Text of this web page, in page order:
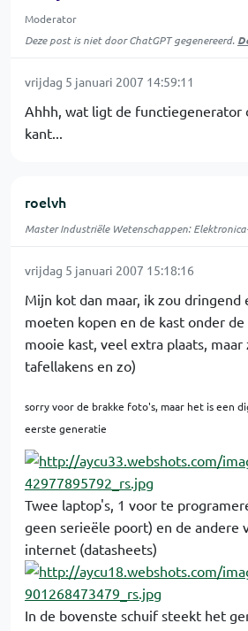
Moderator
Deze post is niet door ChatGPT gegenereerd.
vrijdag 5 januari 2007 14:59:11
Ahhh, wat ligt de functiegenerator
kant...
roelvh
Master Industriële Wetenschappen:
vrijdag 5 januari 2007 15:18:16
Mijn kot dan maar, ik zou dringend
moeten kopen en de kast onder
mooie kast, veel extra plaats,
tafellakens en zo)
sorry voor de brakke foto's, maar het is een
eerste generatie
Twee laptop's, 1 voor te
geen serieële poort) en de andere
internet (datasheets)
In de bovenste schuif steekt het